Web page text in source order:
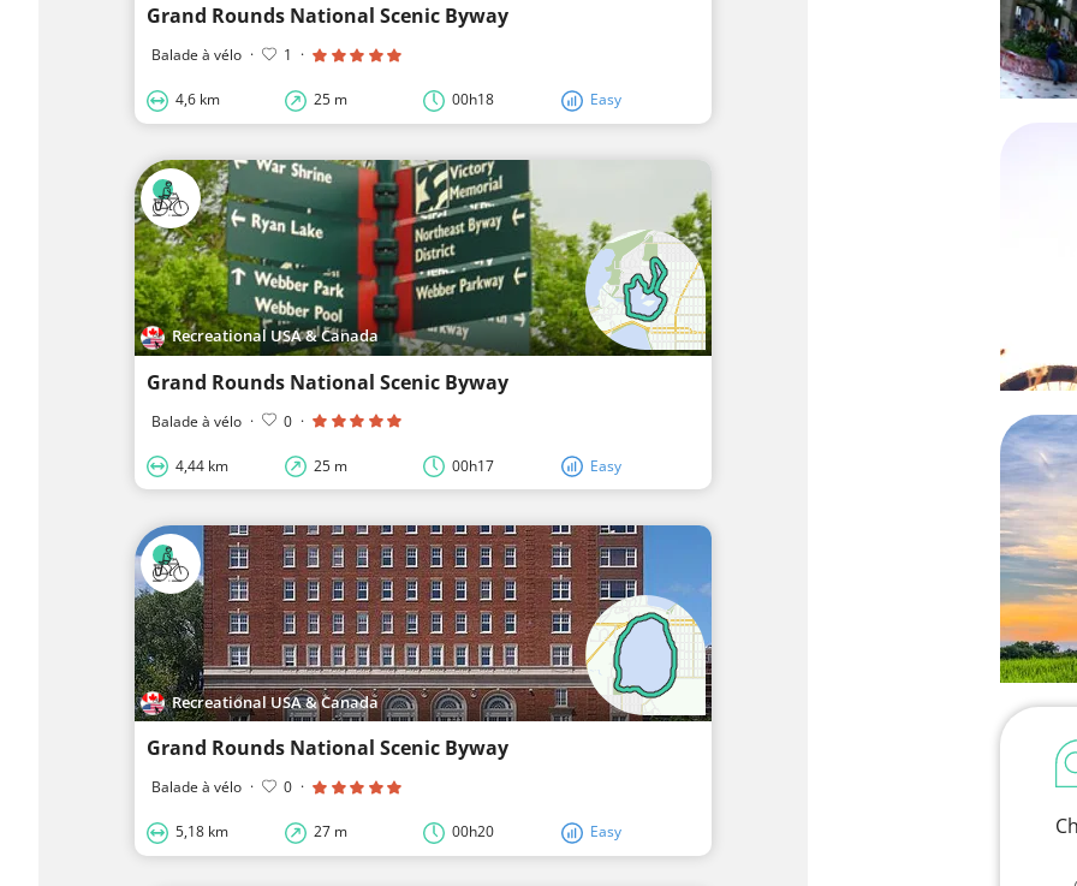
Grand Rounds National Scenic Byway
Balade à vélo · 1 ·
4,6 km 25 m 00h18 Easy
Recreational USA & Canada
Grand Rounds National Scenic Byway
Balade à vélo · 0 ·
4,44 km 25 m 00h17 Easy
Recreational USA & Canada
Grand Rounds National Scenic Byway
Balade à vélo · 0 ·
5,18 km 27 m 00h20 Easy